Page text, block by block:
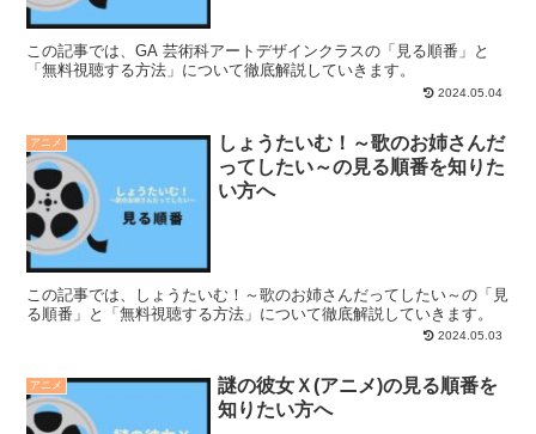
この記事では、GA 芸術科アートデザインクラスの「見る順番」と
「無料視聴する方法」について徹底解説していきます。
2024.05.04
アニメ
しょうたいむ！～歌のお姉さんだ
ってしたい～の見る順番を知りた
い方へ
この記事では、しょうたいむ！～歌のお姉さんだってしたい～の「見
る順番」と「無料視聴する方法」について徹底解説していきます。
2024.05.03
アニメ
謎の彼女Ｘ(アニメ)の見る順番を
知りたい方へ